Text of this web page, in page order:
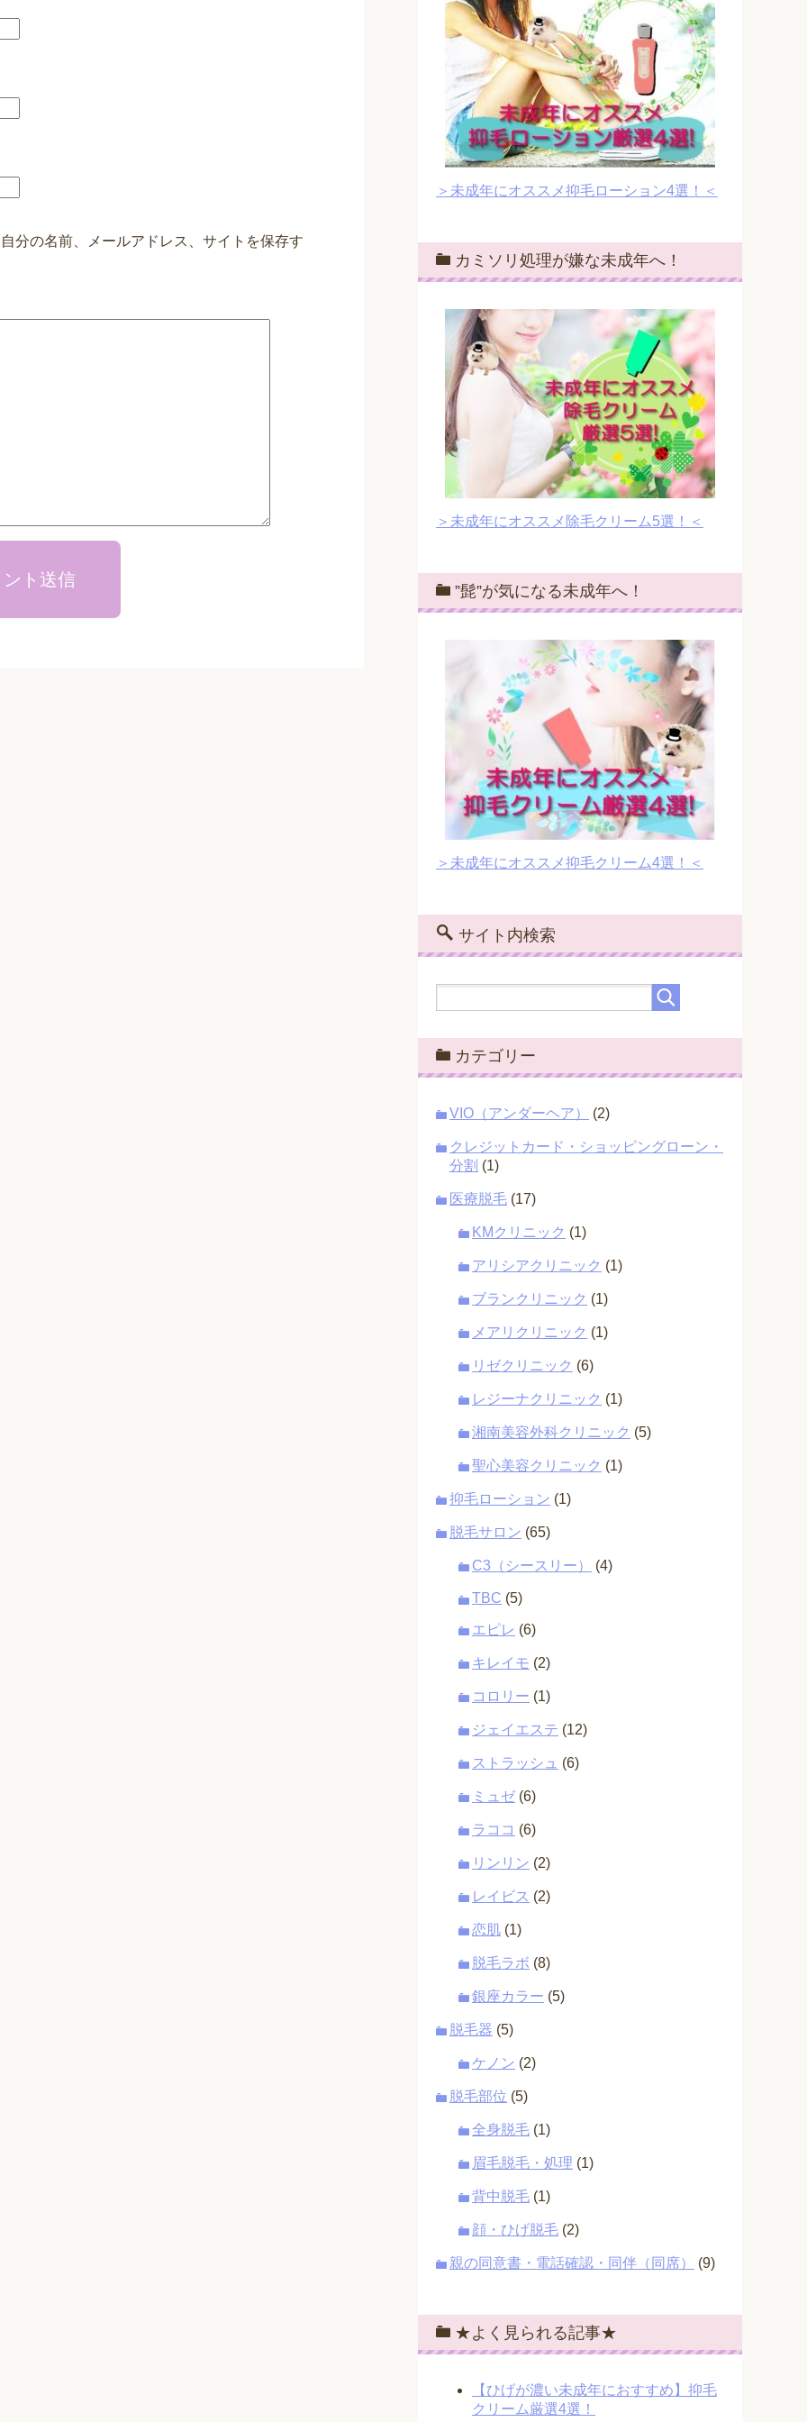
分の名前、メールアドレス、サイトを保存す
ト送信
＞未成年にオススメ抑毛ローション4選！＜
カミソリ処理が嫌な未成年へ！
＞未成年にオススメ除毛クリーム5選！＜
”髭”が気になる未成年へ！
＞未成年にオススメ抑毛クリーム4選！＜
サイト内検索
カテゴリー
VIO（アンダーヘア） (2)
クレジットカード・ショッピングローン・
分割 (1)
医療脱毛 (17)
KMクリニック (1)
アリシアクリニック (1)
ブランクリニック (1)
メアリクリニック (1)
リゼクリニック (6)
レジーナクリニック (1)
湘南美容外科クリニック (5)
聖心美容クリニック (1)
抑毛ローション (1)
脱毛サロン (65)
C3（シースリー） (4)
TBC (5)
エピレ (6)
キレイモ (2)
コロリー (1)
ジェイエステ (12)
ストラッシュ (6)
ミュゼ (6)
ラココ (6)
リンリン (2)
レイビス (2)
恋肌 (1)
脱毛ラボ (8)
銀座カラー (5)
脱毛器 (5)
ケノン (2)
脱毛部位 (5)
全身脱毛 (1)
眉毛脱毛・処理 (1)
背中脱毛 (1)
顔・ひげ脱毛 (2)
親の同意書・電話確認・同伴（同席） (9)
★よく見られる記事★
【ひげが濃い未成年におすすめ】抑毛
クリーム厳選4選！